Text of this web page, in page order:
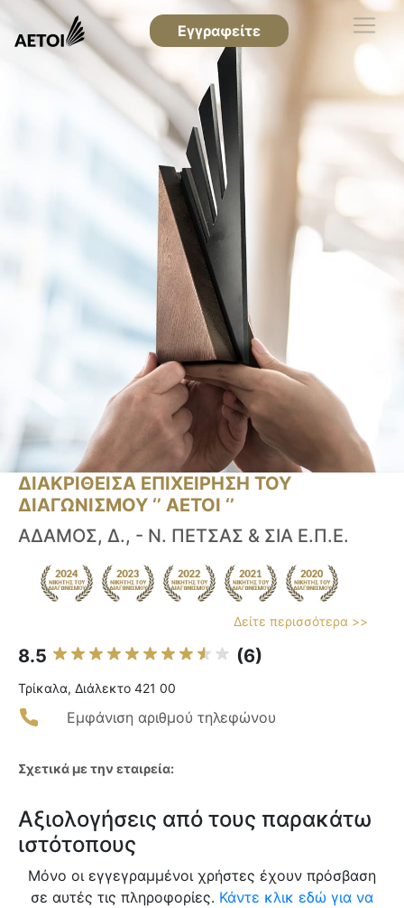
Εγγραφείτε
ΔΙΑΚΡΙΘΕΙΣΑ ΕΠΙΧΕΙΡΗΣΗ ΤΟΥ
ΔΙΑΓΩΝΙΣΜΟΥ ‘’ ΑΕΤΟΙ ‘’
ΑΔΑΜΟΣ, Δ., - Ν. ΠΕΤΣΑΣ & ΣΙΑ Ε.Π.Ε.
Δείτε περισσότερα >>
8.5 (6)
Τρίκαλα, Διάλεκτο 421 00
Εμφάνιση αριθμού τηλεφώνου
Σχετικά με την εταιρεία:
Αξιολογήσεις από τους παρακάτω
ιστότοπους
Μόνο οι εγγεγραμμένοι χρήστες έχουν πρόσβαση
σε αυτές τις πληροφορίες. Κάντε κλικ εδώ για να